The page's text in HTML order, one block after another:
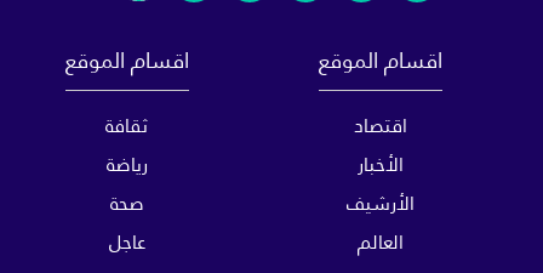
اقسام الموقع
اقتصاد
الأخبار
الأرشيف
العالم
اقسام الموقع
ثقافة
رياضة
صحة
عاجل